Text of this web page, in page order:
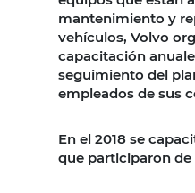
mantenimiento y
vehículos, Volvo
capacitación
seguimiento del
empleados de sus
En el 2018 se
que participaron de